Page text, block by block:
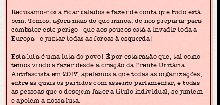
Recusamo-nos a ficar calados e fazer de conta que tudo está
bem. Temos, agora mais do que nunca, de nos preparar para
combater este perigo - que aos poucos está a invadir toda a
Europa - e juntar todas as forças à esquerda!
Esta luta é uma luta do povo! É por esta razão que, tal como
temos vindo a fazer desde a criação da Frente Unitária
Antifascista em 2017, apelamos a que todas as organizações,
entre as quais os partidos com assento parlamentar, e todas
as pessoas que o desejem fazer a título individual, se juntem
e apoiem a nossa luta.